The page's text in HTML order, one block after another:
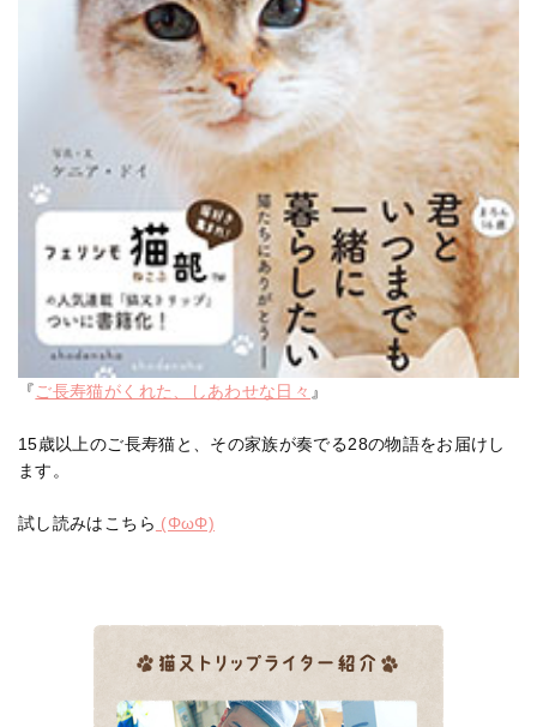
『ご長寿猫がくれた、しあわせな日々 』
15歳以上のご長寿猫と、その家族が奏でる28の物語をお届けし
ます。
試し読みはこちら (ΦωΦ)